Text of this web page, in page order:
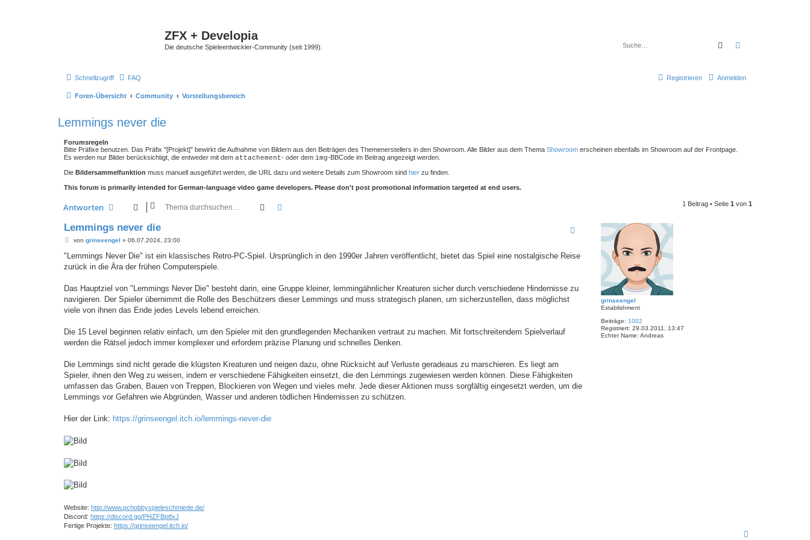
ZFX + Developia
Die deutsche Spieleentwickler-Community (seit 1999). Suche
Schnellzugriff FAQ Anmelden
Registrieren
Foren-Übersicht Community Vorstellungsbereich
Lemmings never die
Forumsregeln
Bitte Präfixe benutzen. Das Präfix "[Projekt]" bewirkt die Aufnahme von Bildern aus den Beiträgen des Themenerstellers in den Showroom. Alle Bilder aus dem Thema Showroom erscheinen ebenfalls im Showroom auf der Frontpage.
Es werden nur Bilder berücksichtigt, die entweder mit dem attachement- oder dem img-BBCode im Beitrag angezeigt werden.
Die Bildersammelfunktion muss manuell ausgeführt werden, die URL dazu und weitere Details zum Showroom sind hier zu finden.
This forum is primarily intended for German-language video game developers. Please don't post promotional information targeted at end users.
Antworten Suche 1 Beitrag • Seite 1 von 1
grinseengel
Establishment
Beiträge: 1002
Registriert: 29.03.2011, 13:47
Echter Name: Andreas
Lemmings never die
B
i
r
von grinseengel » 06.07.2024, 23:00
"Lemmings Never Die" ist ein klassisches Retro-PC-Spiel. Ursprünglich in den 1990er Jahren veröffentlicht, bietet das Spiel eine nostalgische Reise
zurück in die Ära der frühen Computerspiele.
Das Hauptziel von "Lemmings Never Die" besteht darin, eine Gruppe kleiner, lemmingähnlicher Kreaturen sicher durch verschiedene Hindernisse zu
navigieren. Der Spieler übernimmt die Rolle des Beschützers dieser Lemmings und muss strategisch planen, um sicherzustellen, dass möglichst
viele von ihnen das Ende jedes Levels lebend erreichen.
Die 15 Level beginnen relativ einfach, um den Spieler mit den grundlegenden Mechaniken vertraut zu machen. Mit fortschreitendem Spielverlauf
werden die Rätsel jedoch immer komplexer und erfordern präzise Planung und schnelles Denken.
Die Lemmings sind nicht gerade die klügsten Kreaturen und neigen dazu, ohne Rücksicht auf Verluste geradeaus zu marschieren. Es liegt am
Spieler, ihnen den Weg zu weisen, indem er verschiedene Fähigkeiten einsetzt, die den Lemmings zugewiesen werden können. Diese Fähigkeiten
umfassen das Graben, Bauen von Treppen, Blockieren von Wegen und vieles mehr. Jede dieser Aktionen muss sorgfältig eingesetzt werden, um die
Lemmings vor Gefahren wie Abgründen, Wasser und anderen tödlichen Hindernissen zu schützen.
Hier der Link: https://grinseengel.itch.io/lemmings-never-die
Website: http://www.pchobbyspieleschmiede.de/
Discord: https://discord.gg/PHZFBptfxJ
Fertige Projekte: https://grinseengel.itch.io/